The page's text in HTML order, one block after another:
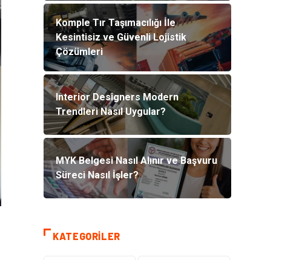
Komple Tır Taşımacılığı İle
Kesintisiz ve Güvenli Lojistik
Çözümleri
Interior Designers Modern
Trendleri Nasıl Uygular?
MYK Belgesi Nasıl Alınır ve Başvuru
Süreci Nasıl İşler?
KATEGORILER